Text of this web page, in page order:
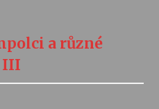
a různé
III